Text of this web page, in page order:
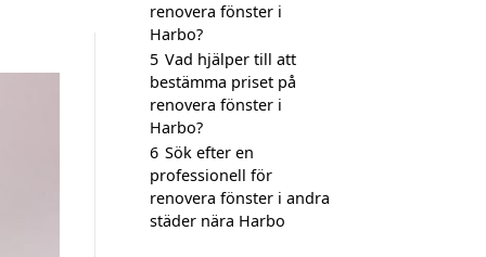
renovera fönster i
Harbo?
5 Vad hjälper till att
bestämma priset på
renovera fönster i
Harbo?
6 Sök efter en
professionell för
renovera fönster i andra
städer nära Harbo